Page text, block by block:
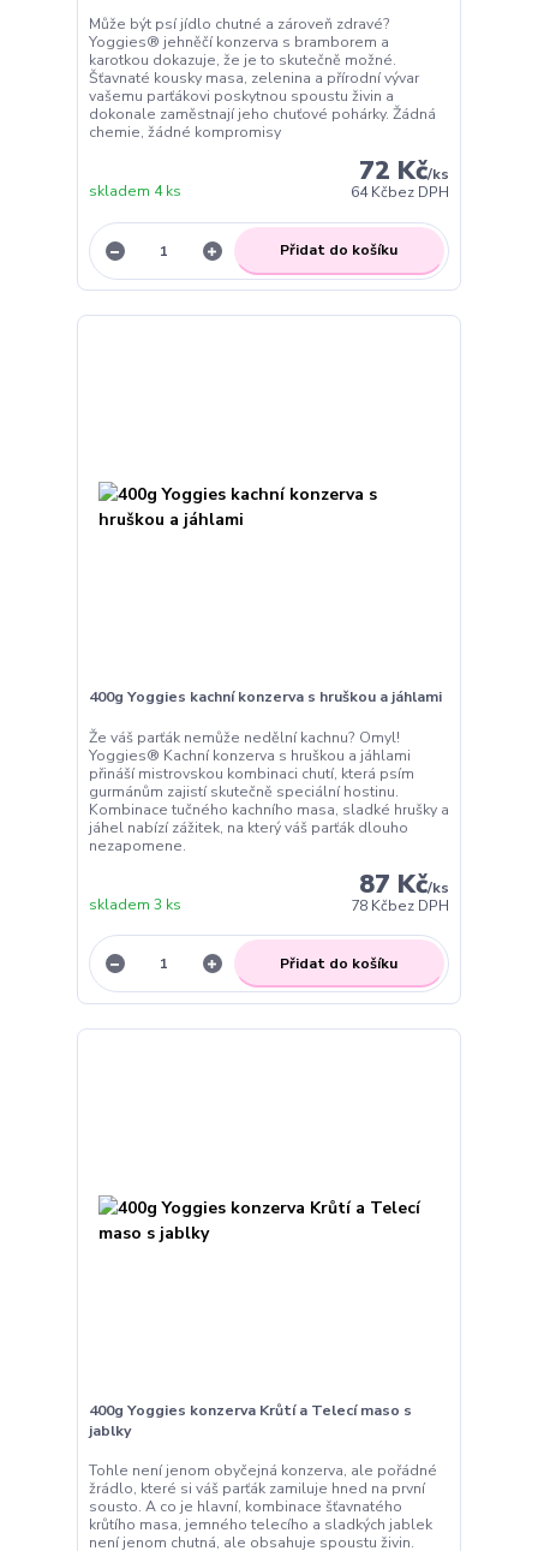
Může být psí jídlo chutné a zároveň zdravé?
Yoggies® jehněčí konzerva s bramborem a
karotkou dokazuje, že je to skutečně možné.
Šťavnaté kousky masa, zelenina a přírodní vývar
vašemu parťákovi poskytnou spoustu živin a
dokonale zaměstnají jeho chuťové pohárky. Žádná
chemie, žádné kompromisy
72 Kč/ks
64 Kčbez DPH
skladem 4 ks
Přidat do košíku
400g Yoggies kachní konzerva s hruškou a jáhlami
Že váš parťák nemůže nedělní kachnu? Omyl!
Yoggies® Kachní konzerva s hruškou a jáhlami
přináší mistrovskou kombinaci chutí, která psím
gurmánům zajistí skutečně speciální hostinu.
Kombinace tučného kachního masa, sladké hrušky a
jáhel nabízí zážitek, na který váš parťák dlouho
nezapomene.
87 Kč/ks
78 Kčbez DPH
skladem 3 ks
Přidat do košíku
400g Yoggies konzerva Krůtí a Telecí maso s
jablky
Tohle není jenom obyčejná konzerva, ale pořádné
žrádlo, které si váš parťák zamiluje hned na první
sousto. A co je hlavní, kombinace šťavnatého
krůtího masa, jemného telecího a sladkých jablek
není jenom chutná, ale obsahuje spoustu živin.